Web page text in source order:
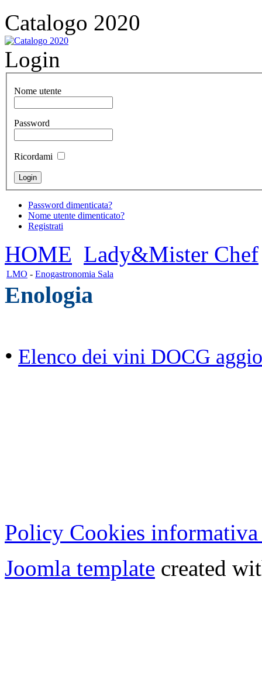
Catalogo 2020
Login
Nome utente
Password
Ricordami
Password dimenticata?
Nome utente dimenticato?
Registrati
HOME Lady&Mister Chef
LMO - Enogastronomia Sala
Enologia
• Elenco dei vini DOCG
Policy Cookies informativa
Joomla template created